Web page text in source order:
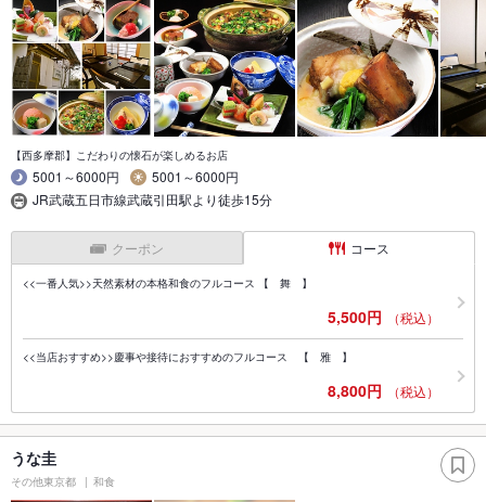
【西多摩郡】こだわりの懐石が楽しめるお店
5001～6000円
5001～6000円
JR武蔵五日市線武蔵引田駅より徒歩15分
クーポン コース
<<一番人気>>天然素材の本格和食のフルコース 【 舞 】
5,500円 （税込）
<<当店おすすめ>>慶事や接待におすすめのフルコース 【 雅 】
8,800円 （税込）
うな圭
その他東京都 和食